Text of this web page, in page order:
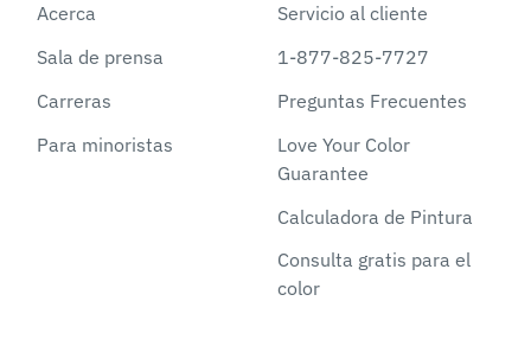
Acerca
Sala de prensa
Carreras
Para minoristas
Servicio al cliente
1-877-825-7727
Preguntas Frecuentes
Love Your Color
Guarantee
Calculadora de Pintura
Consulta gratis para el
color